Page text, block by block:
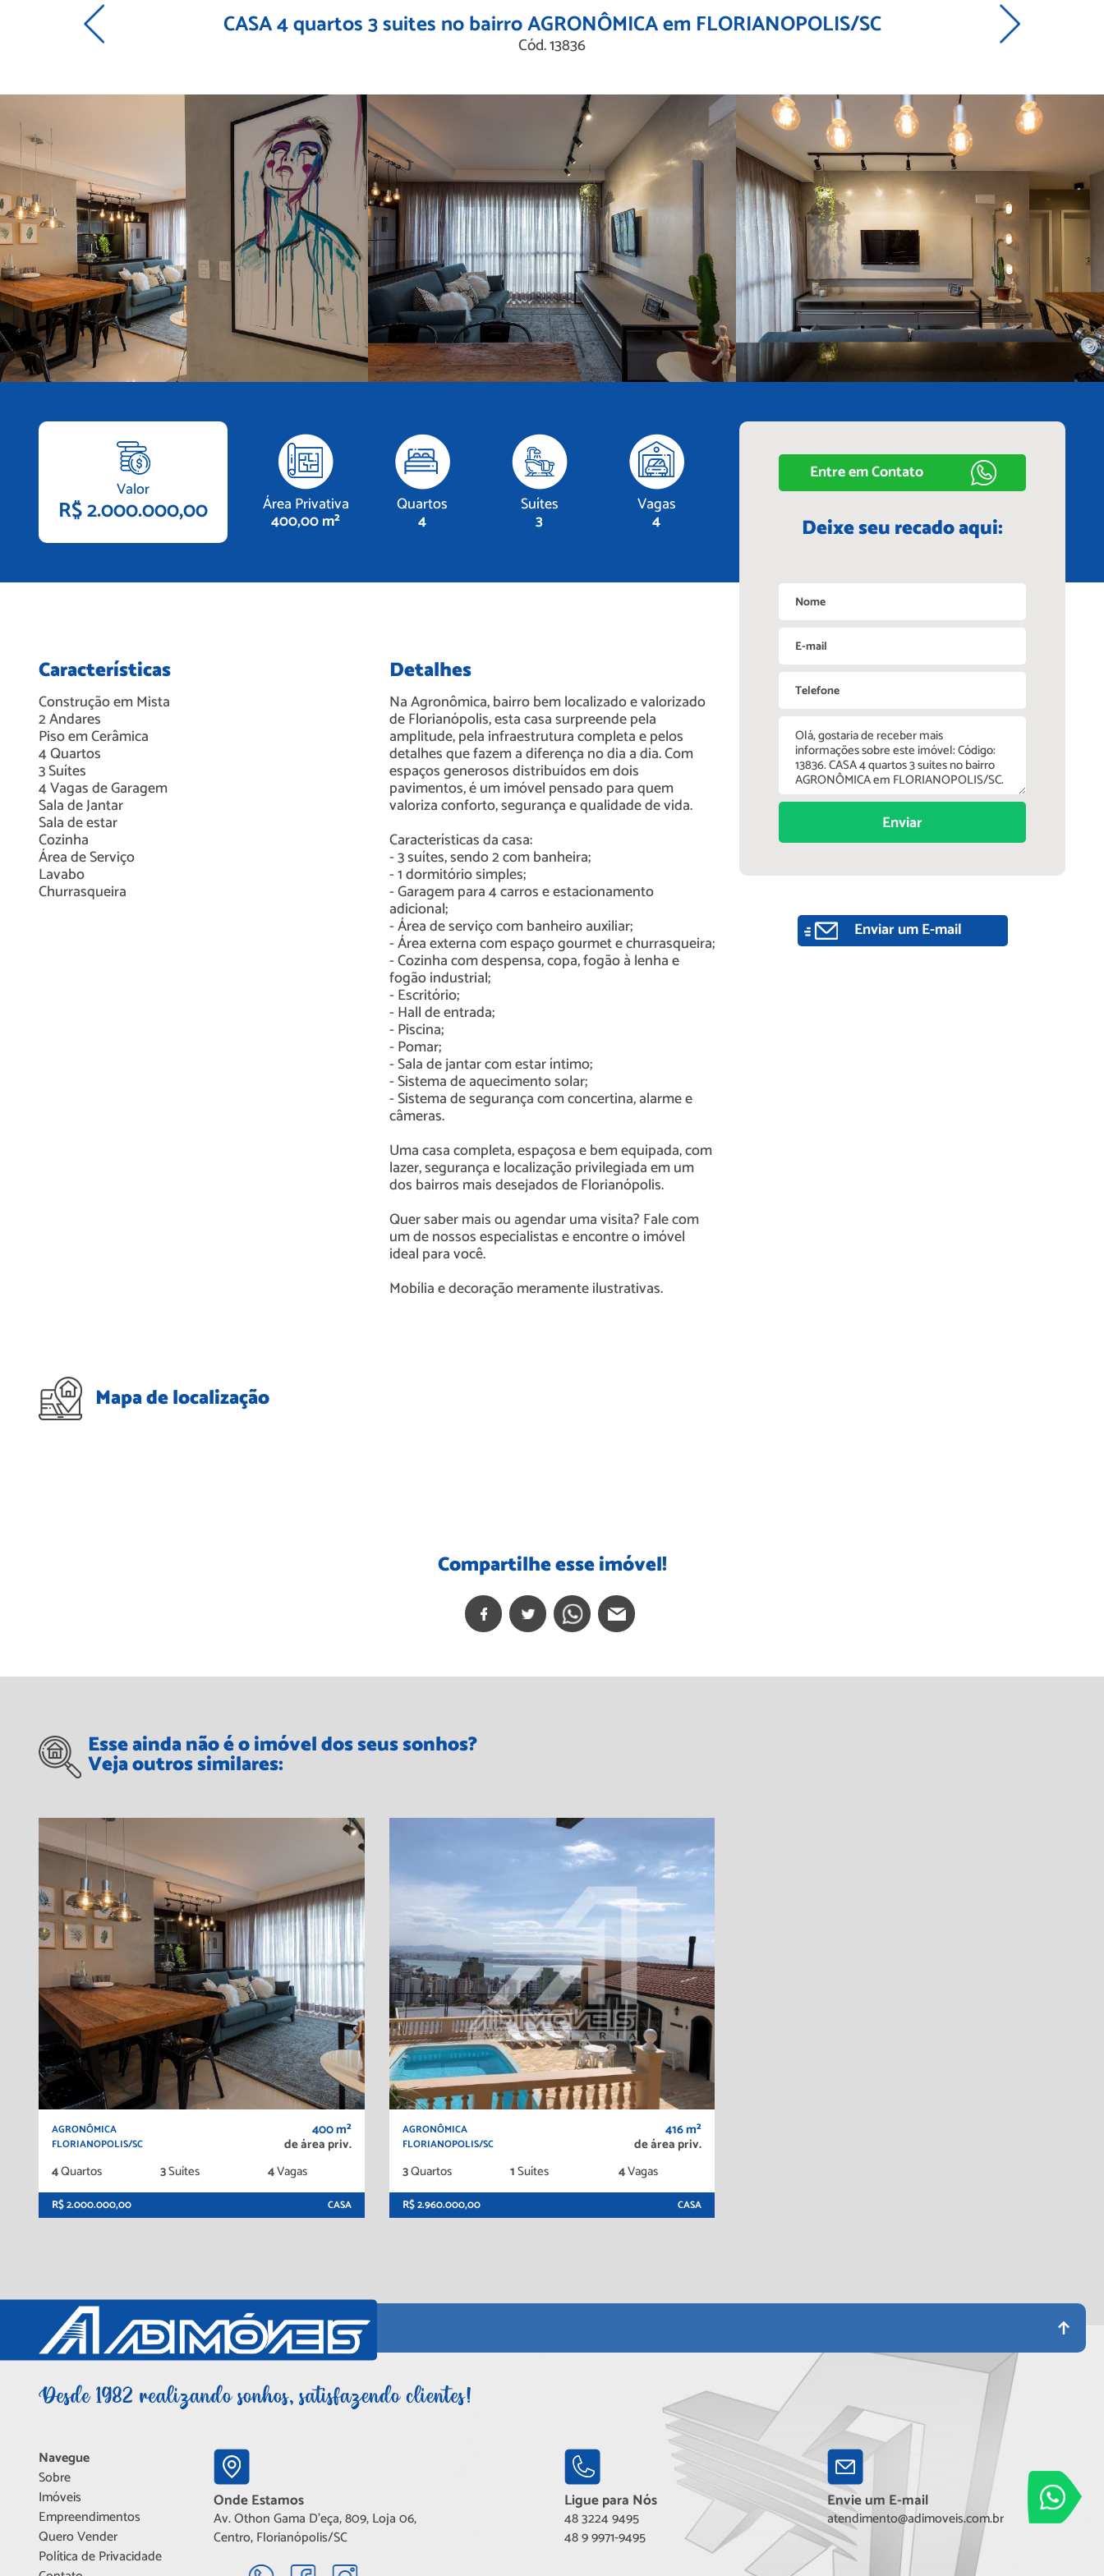
CASA 4 quartos 3 suites no bairro AGRONÔMICA em FLORIANOPOLIS/SC
Cód. 13836
Valor
R$ 2.000.000,00 Área Privativa
400,00 m²
Quartos
4
Suítes
3
Vagas
4
Entre em Contato
Deixe seu recado aqui:
Enviar
Enviar um E-mail
Características
Construção emMista
2Andares
Piso emCerâmica
4Quartos
3Suítes
4Vagas de Garagem
Sala de Jantar
Sala de estar
Cozinha
Área de Serviço
Lavabo
Churrasqueira
Detalhes
Na Agronômica, bairro bem localizado e valorizado
de Florianópolis, esta casa surpreende pela
amplitude, pela infraestrutura completa e pelos
detalhes que fazem a diferença no dia a dia. Com
espaços generosos distribuídos em dois
pavimentos, é um imóvel pensado para quem
valoriza conforto, segurança e qualidade de vida.
Características da casa:
- 3 suítes, sendo 2 com banheira;
- 1 dormitório simples;
- Garagem para 4 carros e estacionamento
adicional;
- Área de serviço com banheiro auxiliar;
- Área externa com espaço gourmet e churrasqueira;
- Cozinha com despensa, copa, fogão à lenha e
fogão industrial;
- Escritório;
- Hall de entrada;
- Piscina;
- Pomar;
- Sala de jantar com estar íntimo;
- Sistema de aquecimento solar;
- Sistema de segurança com concertina, alarme e
câmeras.
Uma casa completa, espaçosa e bem equipada, com
lazer, segurança e localização privilegiada em um
dos bairros mais desejados de Florianópolis.
Quer saber mais ou agendar uma visita? Fale com
um de nossos especialistas e encontre o imóvel
ideal para você.
Mobília e decoração meramente ilustrativas.
Mapa de localização
Compartilhe esse imóvel!
Esse ainda não é o imóvel dos seus sonhos?
Veja outros similares:
AGRONÔMICA
FLORIANOPOLIS/SC
400 m²
de área priv.
4Quartos 3Suítes 4Vagas
R$ 2.000.000,00 CASA
AGRONÔMICA
FLORIANOPOLIS/SC
416 m²
de área priv.
3Quartos 1Suítes 4Vagas
R$ 2.960.000,00 CASA
Adimóveis
Entre em contato
Navegue
Sobre
Imóveis
Empreendimentos
Quero Vender
Política de Privacidade
Onde Estamos
Av. Othon Gama D'eça, 809, Loja 06,
Centro, Florianópolis/SC
Ligue para Nós
48 3224 9495
48 9 9971-9495
Envie um E-mail
atendimento@adimoveis.com.br